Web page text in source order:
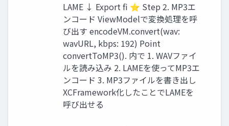
LAME ↓ Export fi ⭐︎ Step 2. MP3エ
ンコード ViewModelで変換処理を呼
び出す encodeVM.convert(wav:
wavURL, kbps: 192) Point
convertToMP3(). 内で 1. WAVファイ
ルを読み込み 2. LAMEを使ってMP3エ
ンコード 3. MP3ファイルを書き出し
XCFramework化したことでLAMEを
呼び出せる